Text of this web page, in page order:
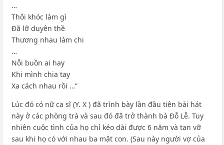
…
Thôi khóc làm gì
Đã lỡ duyên thề
Thương nhau làm chi
…
Nỗi buồn ai hay
Khi mình chia tay
Xa cách nhau rồi …”
Lúc đó có nữ ca sĩ (Y. X ) đã trình bày lần đầu tiên bài hát
này ở các phòng trà và sau đó đã trở thành bà Đỗ Lễ. Tuy
nhiên cuộc tình của họ chỉ kéo dài được 6 năm và tan vỡ
sau khi họ có với nhau ba mặt con. (Sau này người vợ của